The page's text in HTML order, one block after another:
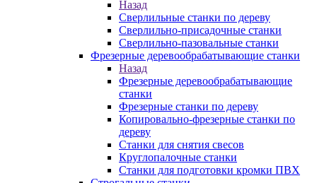
Назад
Сверлильные станки по дереву
Сверлильно-присадочные станки
Сверлильно-пазовальные станки
Фрезерные деревообрабатывающие станки
Назад
Фрезерные деревообрабатывающие
станки
Фрезерные станки по дереву
Копировально-фрезерные станки по
дереву
Станки для снятия свесов
Круглопалочные станки
Станки для подготовки кромки ПВХ